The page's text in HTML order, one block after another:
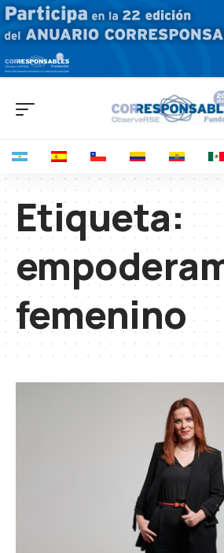
Etiqueta:
femenino